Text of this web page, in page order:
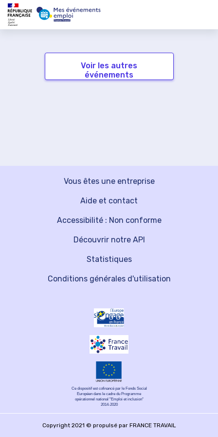
Voir les autres
événements
Vous êtes une entreprise
Découvrir notre API
Aide et contact
Statistiques
Accessibilité : Non conforme
Conditions générales d'utilisation
Ce dispositif est cofinancé par le Fonds Social
Européen dans le cadre du Programme
opérationnel national "Emploi et inclusion"
2014-2020
Copyright 2021 © propulsé par FRANCE TRAVAIL